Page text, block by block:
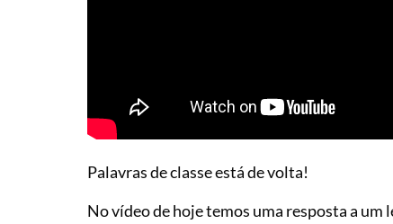
Palavras de classe está de volta!
No vídeo de hoje temos uma resposta a